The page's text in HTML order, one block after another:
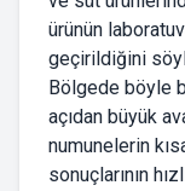
ürünün
geçirildiğini
Bölgede böyle
açıdan büyük
numunelerin
sonuçlarının